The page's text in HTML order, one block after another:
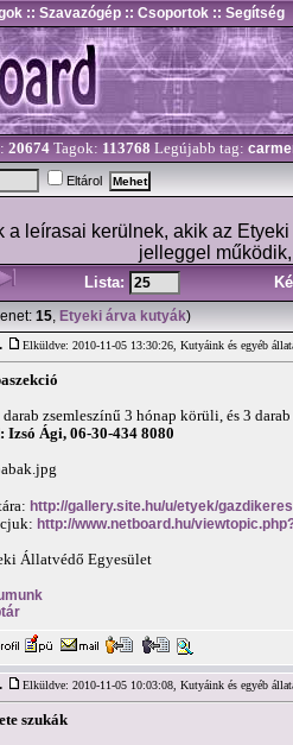
:: Szavazógép :: Csoportok :: Segítség
20674 Tagok: 113768 Legújabb tag:
Eltárol
a leírasai kerülnek, akik az
jelleggel
Lista:
15, Etyeki árva kutyák)
Elküldve: 2010-11-05 13:30:26, Kutyáink és egyéb
zsemleszínű 3 hónap körüli, és 3
Izsó Ági, 06-30-434 8080
http://gallery.site.hu/u/etyek/
http://www.netboard.hu/
Állatvédő Egyesület
Elküldve: 2010-11-05 10:03:08, Kutyáink és egyéb
szukák